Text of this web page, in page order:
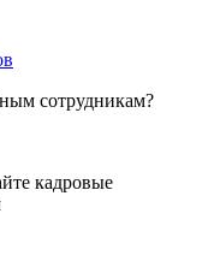
сотрудникам?
кадровые